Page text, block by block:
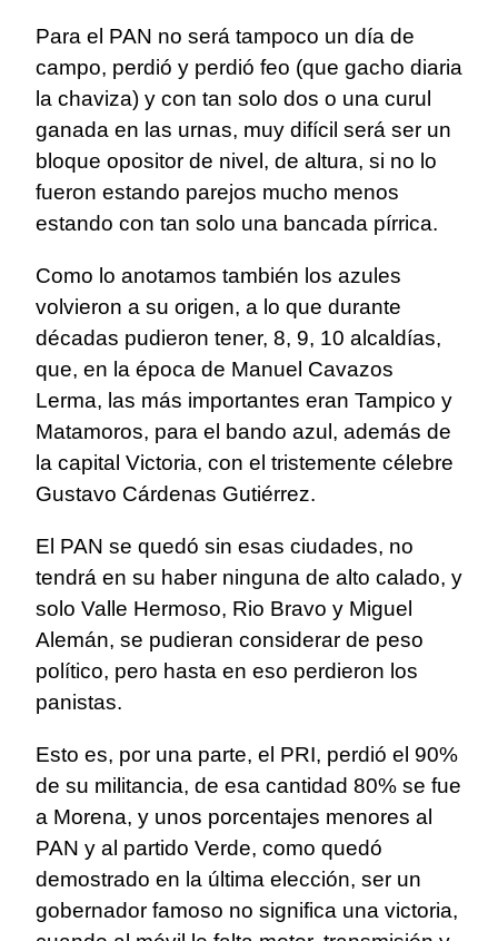
Para el PAN no será tampoco un día de
campo, perdió y perdió feo (que gacho diaria
la chaviza) y con tan solo dos o una curul
ganada en las urnas, muy difícil será ser un
bloque opositor de nivel, de altura, si no lo
fueron estando parejos mucho menos
estando con tan solo una bancada pírrica.
Como lo anotamos también los azules
volvieron a su origen, a lo que durante
décadas pudieron tener, 8, 9, 10 alcaldías,
que, en la época de Manuel Cavazos
Lerma, las más importantes eran Tampico y
Matamoros, para el bando azul, además de
la capital Victoria, con el tristemente célebre
Gustavo Cárdenas Gutiérrez.
El PAN se quedó sin esas ciudades, no
tendrá en su haber ninguna de alto calado, y
solo Valle Hermoso, Rio Bravo y Miguel
Alemán, se pudieran considerar de peso
político, pero hasta en eso perdieron los
panistas.
Esto es, por una parte, el PRI, perdió el 90%
de su militancia, de esa cantidad 80% se fue
a Morena, y unos porcentajes menores al
PAN y al partido Verde, como quedó
demostrado en la última elección, ser un
gobernador famoso no significa una victoria,